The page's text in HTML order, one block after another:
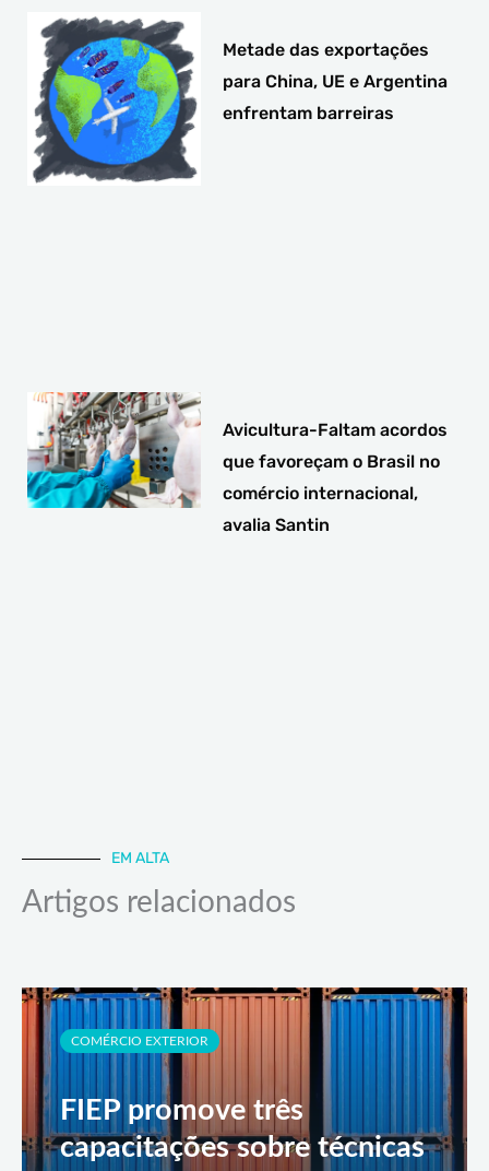
Metade das exportações
para China, UE e Argentina
enfrentam barreiras
Avicultura-Faltam acordos
que favoreçam o Brasil no
comércio internacional,
avalia Santin
EM ALTA
Artigos relacionados
COMÉRCIO EXTERIOR
FIEP promove três
capacitações sobre técnicas